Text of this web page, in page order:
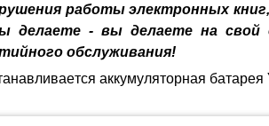
работы электронных
делаете - вы делаете на свой
обслуживания!
аккумуляторная батарея